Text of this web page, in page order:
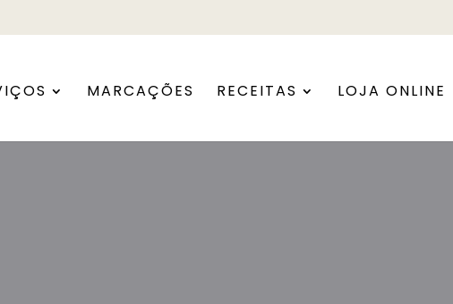
MARCAÇÕES RECEITAS LOJA ONLINE